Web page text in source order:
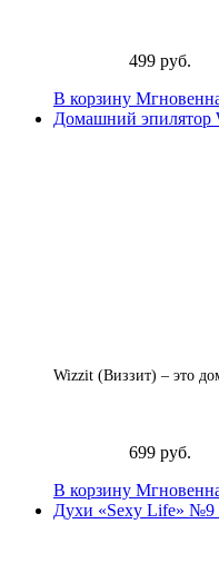
499 руб.
В корзину
Домашний эпилятор
Wizzit (Виззит) – это
699 руб.
В корзину
Духи «Sexy Life» №9